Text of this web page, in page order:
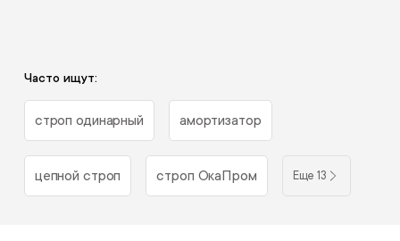
Часто ищут:
строп одинарный амортизатор
цепной строп строп ОкаПром Еще 13